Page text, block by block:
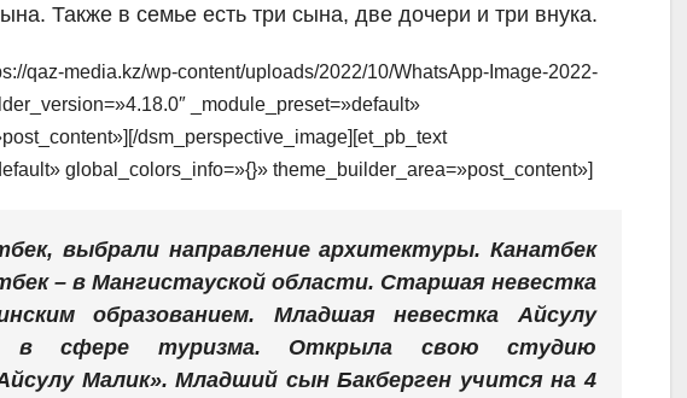
Также в семье есть три сына, две дочери и три внука.
qaz-media.kz/wp-content/uploads/2022/10/WhatsApp-Image-2022-
_module_preset=»default»
dsm_perspective_image][et_pb_text
global_colors_info=»{}» theme_builder_area=»post_content»]
выбрали направление архитектуры. Канатбек
– в Мангистауской области. Старшая невестка
образованием. Младшая невестка Айсулу
в сфере туризма. Открыла свою студию
Малик». Младший сын Бакберген учится на 4